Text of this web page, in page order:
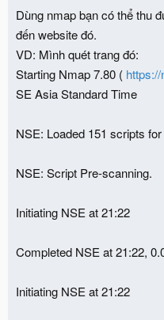
s
:
Dùng nmap bạn có thể thu
đến website đó.
VD: Mình quét trang đó:
Starting Nmap 7.80 (
SE Asia Standard Time
NSE: Loaded 151 scripts
NSE: Script Pre-scanning.
Initiating NSE at 21:22
Completed NSE at 21:22,
Initiating NSE at 21:22